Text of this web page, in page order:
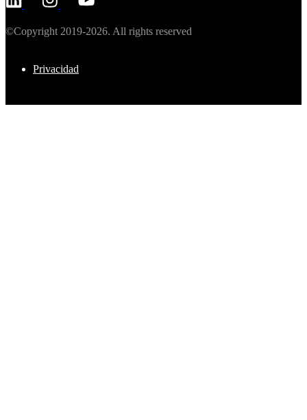
©Copyright 2019-2026. All rights reserved
Privacidad